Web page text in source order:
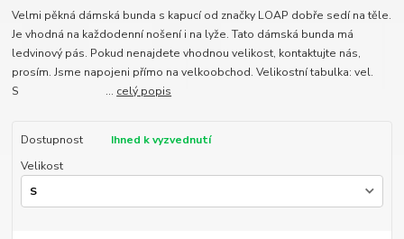
Velmi pěkná dámská bunda s kapucí od značky LOAP dobře sedí na těle.
Je vhodná na každodenní nošení i na lyže. Tato dámská bunda má
ledvinový pás. Pokud nenajdete vhodnou velikost, kontaktujte nás,
prosím. Jsme napojeni přímo na velkoobchod. Velikostní tabulka: vel.
S ... celý popis
Dostupnost
Ihned k vyzvednutí
Velikost